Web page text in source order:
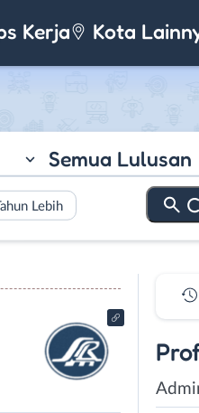
Kerja Kota
Semua Lulusan
Lebih